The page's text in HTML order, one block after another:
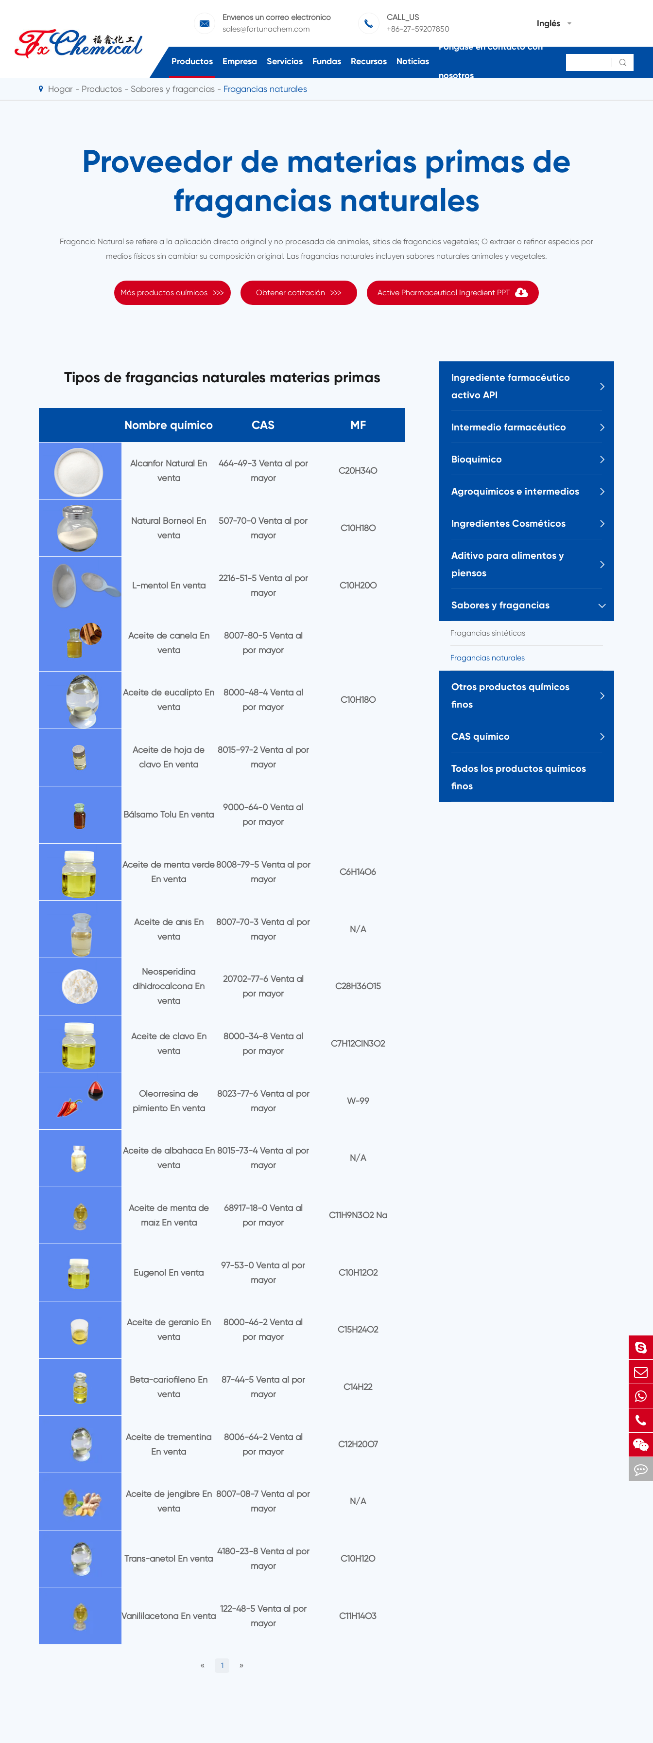

Envíenos un correo electrónico
sales@fortunachem.com

CALL_US
+86-27-59207850
Inglés
Productos Empresa Servicios Fundas Recursos Noticias
Póngase en contacto con
nosotros

Hogar Productos Sabores y fragancias Fragancias naturales
Proveedor de materias primas de
fragancias naturales
Fragancia Natural se refiere a la aplicación directa original y no procesada de animales, sitios de fragancias vegetales; O extraer o refinar especias por
medios físicos sin cambiar su composición original. Las fragancias naturales incluyen sabores naturales animales y vegetales.
Más productos químicos  Obtener cotización  Active Pharmaceutical Ingredient PPT
Tipos de fragancias naturales materias primas
Nombre químico CAS MF
Alcanfor Natural En
venta
464-49-3 Venta al por
mayor
C20H34O
Natural Borneol En
venta
507-70-0 Venta al por
mayor
C10H18O
L-mentol En venta
2216-51-5 Venta al por
mayor
C10H20O
Aceite de canela En
venta
8007-80-5 Venta al
por mayor
Aceite de eucalipto En
venta
8000-48-4 Venta al
por mayor
C10H18O
Aceite de hoja de
clavo En venta
8015-97-2 Venta al por
mayor
Bálsamo Tolu En venta
9000-64-0 Venta al
por mayor
Aceite de menta verde
En venta
8008-79-5 Venta al por
mayor
C6H14O6
Aceite de anís En
venta
8007-70-3 Venta al por
mayor
N/A
Neosperidina
dihidrocalcona En
venta
20702-77-6 Venta al
por mayor
C28H36O15
Aceite de clavo En
venta
8000-34-8 Venta al
por mayor
C7H12ClN3O2
Oleorresina de
pimiento En venta
8023-77-6 Venta al por
mayor
W-99
Aceite de albahaca En
venta
8015-73-4 Venta al por
mayor
N/A
Aceite de menta de
maíz En venta
68917-18-0 Venta al
por mayor
C11H9N3O2 Na
Eugenol En venta
97-53-0 Venta al por
mayor
C10H12O2
Aceite de geranio En
venta
8000-46-2 Venta al
por mayor
C15H24O2
Beta-cariofileno En
venta
87-44-5 Venta al por
mayor
C14H22
Aceite de trementina
En venta
8006-64-2 Venta al
por mayor
C12H20O7
Aceite de jengibre En
venta
8007-08-7 Venta al por
mayor
N/A
Trans-anetol En venta
4180-23-8 Venta al por
mayor
C10H12O
Vanililacetona En venta
122-48-5 Venta al por
mayor
C11H14O3
« 1 »
Ingrediente farmacéutico
activo API

Intermedio farmacéutico 
Bioquímico 
Agroquímicos e intermedios 
Ingredientes Cosméticos 
Aditivo para alimentos y
piensos

Sabores y fragancias 
Fragancias sintéticas
Fragancias naturales
Otros productos químicos
finos

CAS químico 
Todos los productos químicos
finos